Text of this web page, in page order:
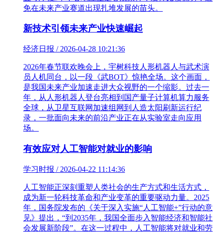
免在未来产业赛道出现扎堆发展的苗头。
新技术引领未来产业快速崛起
经济日报 / 2026-04-28 10:21:36
2026年春节联欢晚会上，宇树科技人形机器人与武术演
员人机同台，以一段《武BOT》惊艳全场。这个画面，
是我国未来产业加速走进大众视野的一个缩影。过去一
年，从人形机器人登台亮相到国产量子计算机算力服务
全球，从卫星互联网加速组网到人造太阳刷新运行纪
录，一批面向未来的前沿产业正在从实验室走向应用
场。
有效应对人工智能对就业的影响
学习时报 / 2026-04-22 11:14:36
人工智能正深刻重塑人类社会的生产方式和生活方式，
成为新一轮科技革命和产业变革的重要驱动力量。2025
年，国务院发布的《关于深入实施“人工智能+”行动的意
见》提出，“到2035年，我国全面步入智能经济和智能社
会发展新阶段”。在这一过程中，人工智能将对就业和劳